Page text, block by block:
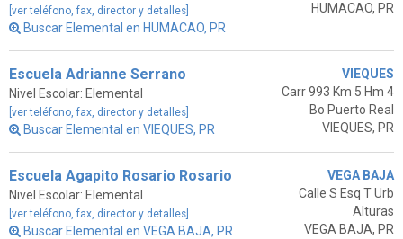
[ver teléfono, fax, director y detalles]
Buscar Elemental en HUMACAO, PR
HUMACAO, PR
Escuela Adrianne Serrano
Nivel Escolar: Elemental
[ver teléfono, fax, director y detalles]
Buscar Elemental en VIEQUES, PR
VIEQUES
Carr 993 Km 5 Hm 4
Bo Puerto Real
VIEQUES, PR
Escuela Agapito Rosario Rosario
Nivel Escolar: Elemental
[ver teléfono, fax, director y detalles]
Buscar Elemental en VEGA BAJA, PR
VEGA BAJA
Calle S Esq T Urb
Alturas
VEGA BAJA, PR